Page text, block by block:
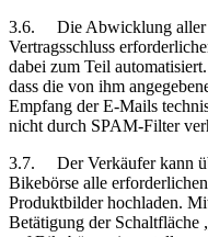
3.6.
Die Abwicklung aller
Vertragsschluss
dabei zum Teil
dass die von ihm
Empfang der E-Mails
nicht durch SPAM-Filter
3.7.
Der Verkäufer kann
Bikebörse alle
Produktbilder hochladen.
Betätigung der